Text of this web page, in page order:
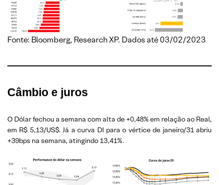
Fonte: Bloomberg, Research XP. Dados até 03/02/2023
Câmbio e juros
O Dólar fechou a semana com alta de +0,48% em relação ao Real,
em R$ 5,13/US$. Já a curva DI para o vértice de janeiro/31 abriu
+39bps na semana, atingindo 13,41%.